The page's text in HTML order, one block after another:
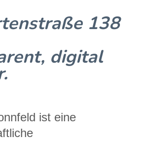
138
digital
ist eine